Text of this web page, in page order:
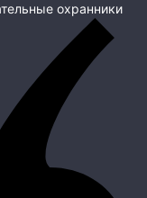
охранники